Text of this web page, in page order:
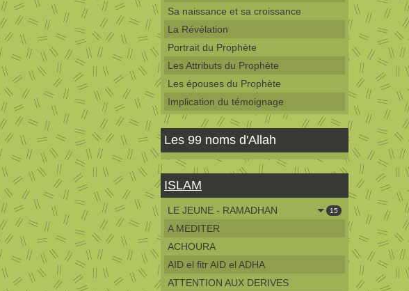
Sa naissance et sa croissance
La Révélation
Portrait du Prophète
Les Attributs du Prophète
Les épouses du Prophète
Implication du témoignage
Les 99 noms d'Allah
ISLAM
LE JEUNE - RAMADHAN 15
A MEDITER
ACHOURA
AID el fitr AID el ADHA
ATTENTION AUX DERIVES